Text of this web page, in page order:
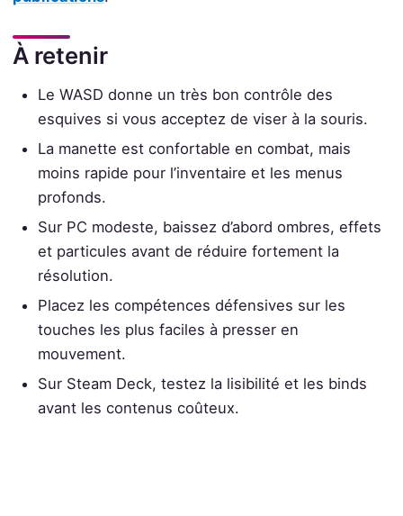
À retenir
Le WASD donne un très bon contrôle des
esquives si vous acceptez de viser à la souris.
La manette est confortable en combat, mais
moins rapide pour l’inventaire et les menus
profonds.
Sur PC modeste, baissez d’abord ombres, effets
et particules avant de réduire fortement la
résolution.
Placez les compétences défensives sur les
touches les plus faciles à presser en
mouvement.
Sur Steam Deck, testez la lisibilité et les binds
avant les contenus coûteux.